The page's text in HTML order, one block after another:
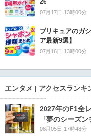
26
07月17日 13時00分
プリキュアのガ
ア最新9選】
07月16日 13時00分
エンタメ | アクセスランキ
2027年のF1全
「夢のシーズ
08月05日 17時48分